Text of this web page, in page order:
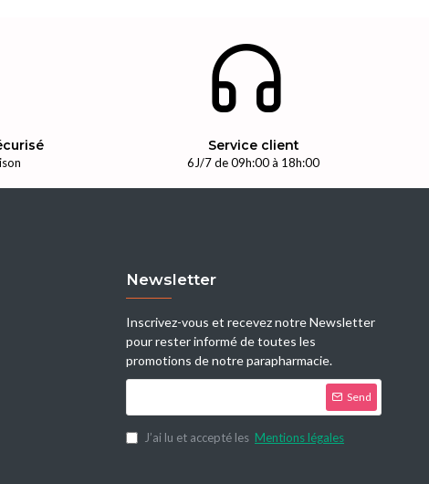
Service client
6J/7 de 09h:00 à 18h:00
Newsletter
Inscrivez-vous et recevez notre Newsletter
pour rester informé de toutes les
promotions de notre parapharmacie.
Send
J’ai lu et accepté les Mentions légales